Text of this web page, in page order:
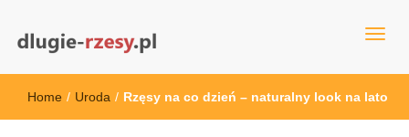
dlugie-rzesy.pl
Home / Uroda / Rzęsy na co dzień – naturalny look na lato